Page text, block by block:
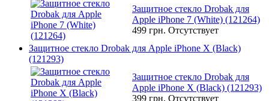
Защитное стекло Drobak для
Apple iPhone 7 (White) (121264)
499 грн. Отсутствует
Защитное стекло Drobak для Apple iPhone X (Black)
(121293)
Защитное стекло Drobak для
Apple iPhone X (Black) (121293)
399 грн. Отсутствует